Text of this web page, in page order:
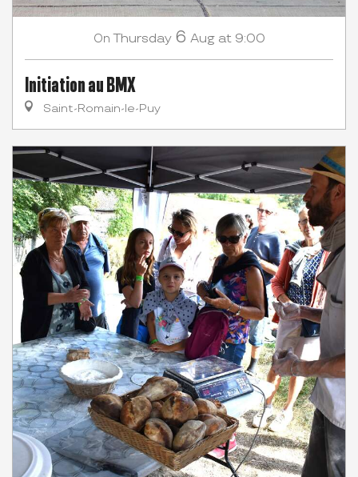
On Thursday 6 Aug at 9:00
Initiation au BMX
Saint-Romain-le-Puy